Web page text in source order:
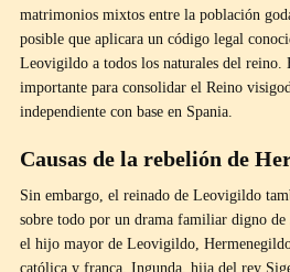
matrimonios mixtos entre la población
posible que aplicara un código legal
Leovigildo a todos los naturales del reino.
importante para consolidar el Reino
independiente con base en Spania.
Causas de la rebelión de
Sin embargo, el reinado de Leovigildo
sobre todo por un drama familiar digno
el hijo mayor de Leovigildo,
católica y franca, Ingunda, hija del rey